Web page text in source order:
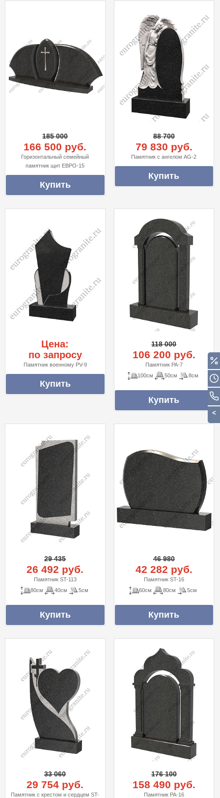
185 000
166 500 руб.
Горизонтальный семейный
памятник щит ЕВРО-15
88 700
79 830 руб.
Памятник с ангелом AG-2
Цена:
по запросу
Памятник военному PV-9
118 000
106 200 руб.
Памятник PA-7
100см
50см 8см
29 435
26 492 руб.
Памятник ST-113
80см
40см 5см
46 980
42 282 руб.
Памятник ST-16
60см
80см 5см
33 060
29 754 руб.
Памятник с крестом и сердцем ST-
176 100
158 490 руб.
Памятник PA-16